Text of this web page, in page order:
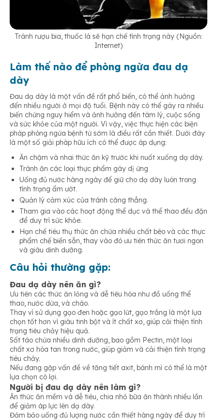
Tránh rượu bia, thuốc lá sẽ hạn chế tình trạng này (Nguồn:
Internet)
Làm thế nào để phòng ngừa đau dạ
dày
Đau dạ dày là một vấn đề rất phổ biến, có thể ảnh hưởng
đến nhiều người ở mọi độ tuổi. Bệnh này có thể gây ra nhiều
biến chứng nguy hiểm và ảnh hưởng đến tâm lý, cuộc sống
và sức khỏe của một người. Vì vậy, việc thực hiện các biện
pháp phòng ngừa bệnh từ sớm là điều rất cần thiết. Dưới đây
là một số giải pháp hữu ích có thể được áp dụng:
Ăn chậm và nhai thức ăn kỹ trước khi nuốt xuống dạ dày.
Tránh ăn các loại thực phẩm gây dị ứng
Uống đủ nước hàng ngày để giữ cho dạ dày luôn trong
tình trạng ẩm ướt.
Quản lý cảm xúc của tránh căng thẳng.
Tham gia vào các hoạt động thể dục và thể thao đều đặn
để duy trì sức khỏe.
Hạn chế tiêu thụ thức ăn chứa nhiều chất béo và các thực
phẩm chế biến sẵn, thay vào đó ưu tiên thức ăn tươi ngon
và giàu dinh dưỡng.
Câu hỏi thường gặp:
Đau dạ dày nên ăn gì?
Ưu tiên các thức ăn lỏng và dễ tiêu hóa như đồ uống thể
thao, nước dừa, và cháo.
Thay vì sử dụng gạo đen hoặc gạo lứt, gạo trắng là một lựa
chọn tốt hơn vì giàu tinh bột và ít chất xơ, giúp cải thiện tình
trạng tiêu chảy hiệu quả.
Sốt táo chứa nhiều dinh dưỡng, bao gồm Pectin, một loại
chất xơ hòa tan trong nước, giúp giảm và cải thiện tình trạng
tiêu chảy.
Nếu đang gặp vấn đề về tăng tiết axit, bánh mì có thể là một
lựa chọn có lợi.
Người bị đau dạ dày nên làm gì?
Ăn thức ăn mềm và dễ tiêu, chia nhỏ bữa ăn thành nhiều lần
để giảm áp lực lên dạ dày.
Đảm bảo uống đủ lượng nước cần thiết hàng ngày để duy trì